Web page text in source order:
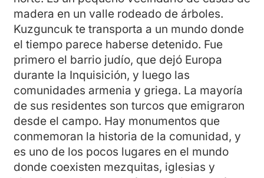
madera en un valle rodeado de árboles.
Kuzguncuk te transporta a un mundo donde
el tiempo parece haberse detenido. Fue
primero el barrio judío, que dejó Europa
durante la Inquisición, y luego las
comunidades armenia y griega. La mayoría
de sus residentes son turcos que emigraron
desde el campo. Hay monumentos que
conmemoran la historia de la comunidad, y
es uno de los pocos lugares en el mundo
donde coexisten mezquitas, iglesias y